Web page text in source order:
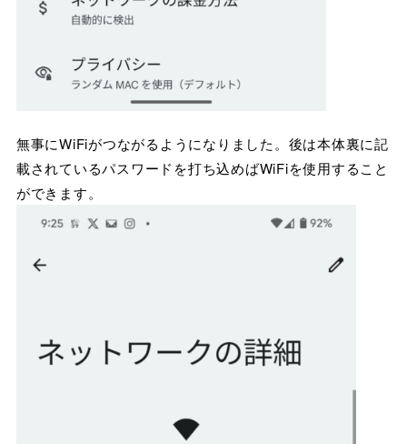
無事にWiFiがつながるようになりました。後は本体裏に記
載されているパスワードを打ち込めばWiFiを使用すること
ができます。